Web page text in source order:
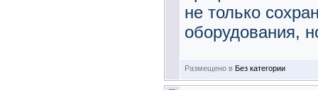
не только
оборудования,
Размещено в Без категории